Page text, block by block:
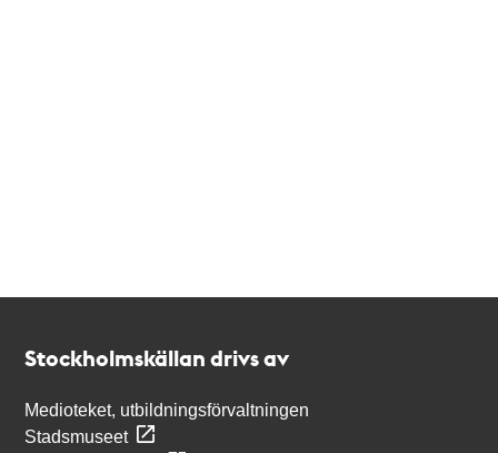
Stockholmskällan drivs av
Medioteket, utbildningsförvaltningen
Stadsmuseet